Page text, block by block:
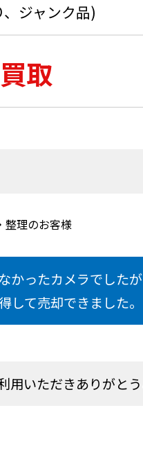
、ジャンク品)
取
整理のお客様
かったカメラでした
して売却できました。
用いただきありがとう